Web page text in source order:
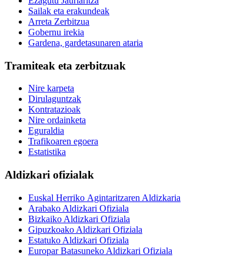
Sailak eta erakundeak
Arreta Zerbitzua
Gobernu irekia
Gardena, gardetasunaren ataria
Tramiteak eta zerbitzuak
Nire karpeta
Dirulaguntzak
Kontratazioak
Nire ordainketa
Eguraldia
Trafikoaren egoera
Estatistika
Aldizkari ofizialak
Euskal Herriko Agintaritzaren Aldizkaria
Arabako Aldizkari Ofiziala
Bizkaiko Aldizkari Ofiziala
Gipuzkoako Aldizkari Ofiziala
Estatuko Aldizkari Ofiziala
Europar Batasuneko Aldizkari Ofiziala